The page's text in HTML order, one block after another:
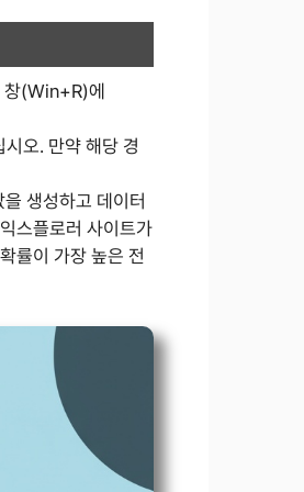
(Win+R)에
오. 만약 해당 경
생성하고 데이터
스플로러 사이트가
률이 가장 높은 전